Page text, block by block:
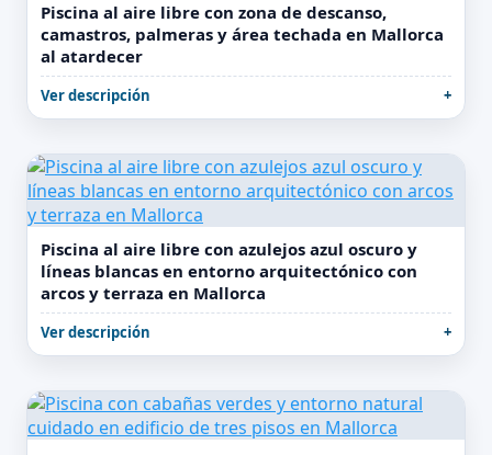
Piscina al aire libre con zona de descanso,
camastros, palmeras y área techada en Mallorca
al atardecer
Ver descripción
Piscina al aire libre con azulejos azul oscuro y
líneas blancas en entorno arquitectónico con
arcos y terraza en Mallorca
Ver descripción